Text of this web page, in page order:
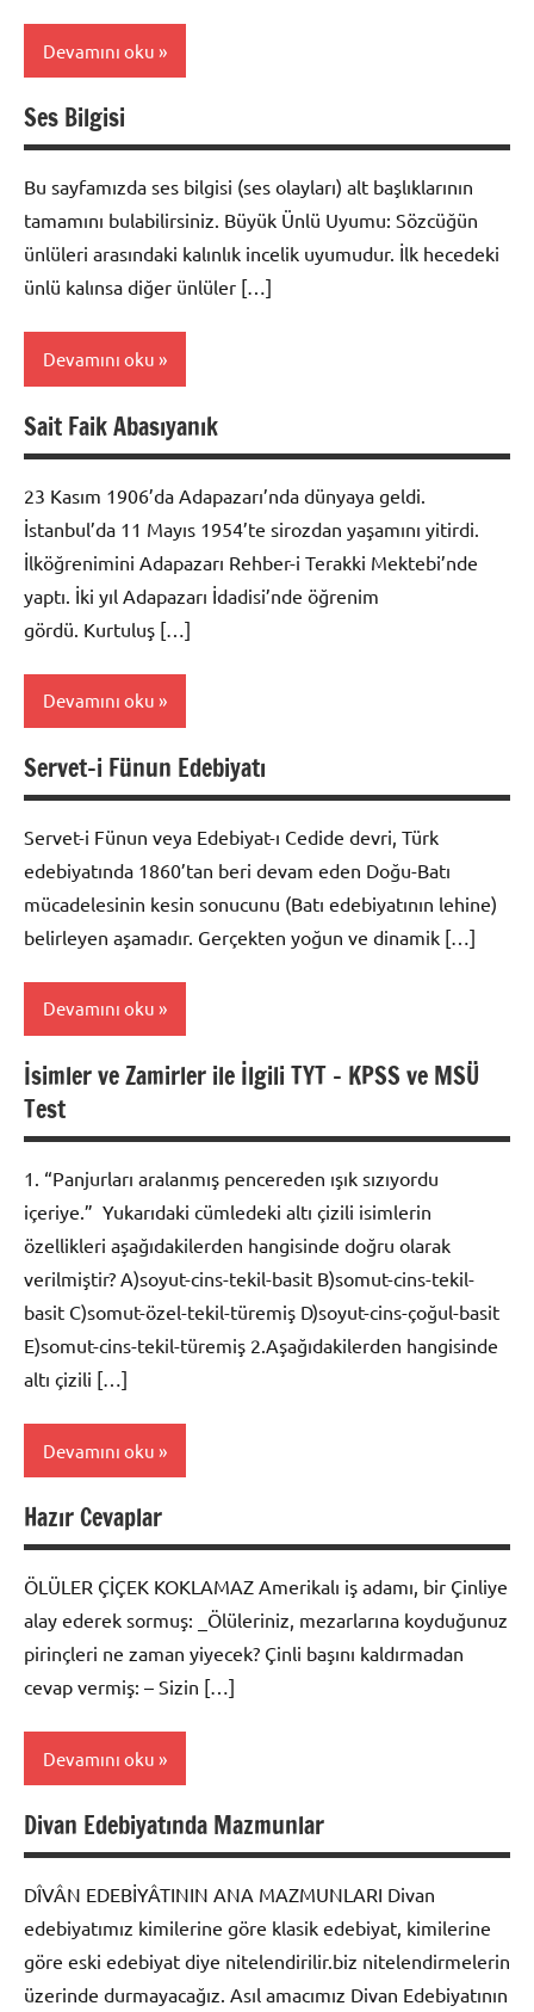
Devamını oku
Edebiyat
Konuları
Ses Bilgisi
Bu sayfamızda ses bilgisi (ses olayları) alt başlıklarının
tamamını bulabilirsiniz. Büyük Ünlü Uyumu: Sözcüğün
ünlüleri arasındaki kalınlık incelik uyumudur. İlk hecedeki
ünlü kalınsa diğer ünlüler […]
Devamını oku
Türkçe
Konuları
Sait Faik Abasıyanık
23 Kasım 1906’da Adapazarı’nda dünyaya geldi.
İstanbul’da 11 Mayıs 1954’te sirozdan yaşamını yitirdi.
İlköğrenimini Adapazarı Rehber-i Terakki Mektebi’nde
yaptı. İki yıl Adapazarı İdadisi’nde öğrenim
gördü. Kurtuluş […]
Devamını oku
Biyografi
Servet-i Fünun Edebiyatı
Servet-i Fünun veya Edebiyat-ı Cedide devri, Türk
edebiyatında 1860’tan beri devam eden Doğu-Batı
mücadelesinin kesin sonucunu (Batı edebiyatının lehine)
belirleyen aşamadır. Gerçekten yoğun ve dinamik […]
Devamını oku
Edebiyat
Konuları
İsimler ve Zamirler ile İlgili TYT – KPSS ve MSÜ
Test
1. “Panjurları aralanmış pencereden ışık sızıyordu
içeriye.” Yukarıdaki cümledeki altı çizili isimlerin
özellikleri aşağıdakilerden hangisinde doğru olarak
verilmiştir? A)soyut-cins-tekil-basit B)somut-cins-tekil-
basit C)somut-özel-tekil-türemiş D)soyut-cins-çoğul-basit
E)somut-cins-tekil-türemiş 2.Aşağıdakilerden hangisinde
altı çizili […]
Devamını oku
Genel
Hazır Cevaplar
ÖLÜLER ÇİÇEK KOKLAMAZ Amerikalı iş adamı, bir Çinliye
alay ederek sormuş: _Ölüleriniz, mezarlarına koyduğunuz
pirinçleri ne zaman yiyecek? Çinli başını kaldırmadan
cevap vermiş: – Sizin […]
Devamını oku
Editörün
Seçtikleri
Divan Edebiyatında Mazmunlar
DÎVÂN EDEBİYÂTININ ANA MAZMUNLARI Divan
edebiyatımız kimilerine göre klasik edebiyat, kimilerine
göre eski edebiyat diye nitelendirilir.biz nitelendirmelerin
üzerinde durmayacağız. Asıl amacımız Divan Edebiyatının